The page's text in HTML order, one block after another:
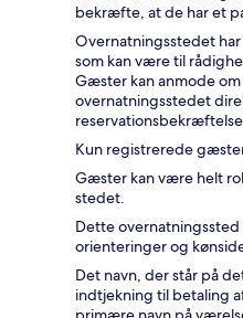
bekræfte, at de har et
Overnatningsstedet
som kan være til
Gæster kan anmode
overnatningsstedet
Kun registrerede
Gæster kan være helt
stedet.
Dette
orienteringer og
Det navn, der står på
indtjekning til betaling